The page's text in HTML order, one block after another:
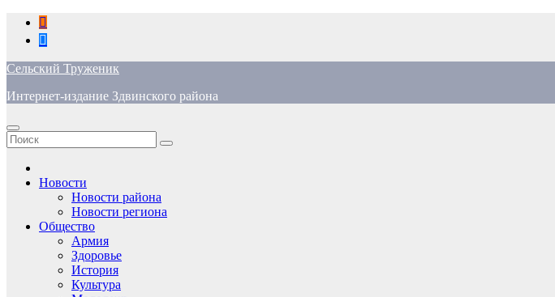
Перейти
содержимому
Сельский Труженик
Интернет-издание Здвинского района
Новости
Новости района
Новости региона
Общество
Армия
Здоровье
История
Культура